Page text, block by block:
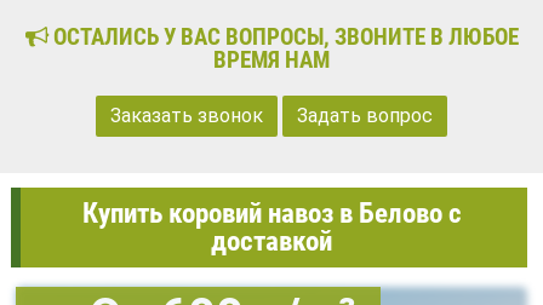
ОСТАЛИСЬ У ВАС ВОПРОСЫ, ЗВОНИТЕ В ЛЮБОЕ
ВРЕМЯ НАМ
Заказать звонок Задать вопрос
Купить коровий навоз в Белово с
доставкой